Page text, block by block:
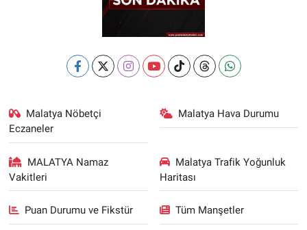
Malatya Nöbetçi
Eczaneler
Malatya Hava Durumu
MALATYA Namaz
Vakitleri
Malatya Trafik Yoğunluk
Haritası
Puan Durumu ve Fikstür Tüm Manşetler